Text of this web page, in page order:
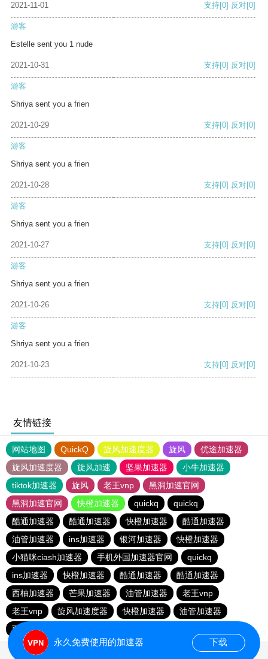
2021-11-01 支持[0] 反对[0]
游客
Estelle sent you 1 nude
2021-10-31 支持[0] 反对[0]
游客
Shriya sent you a frien
2021-10-29 支持[0] 反对[0]
游客
Shriya sent you a frien
2021-10-28 支持[0] 反对[0]
游客
Shriya sent you a frien
2021-10-27 支持[0] 反对[0]
游客
Shriya sent you a frien
2021-10-26 支持[0] 反对[0]
游客
Shriya sent you a frien
2021-10-23 支持[0] 反对[0]
友情链接
网站地图 QuickQ 旋风加速度器 旋风
优途加速器
旋风加速度器
旋风加速 坚果加速器
小牛加速器
tiktok加速器
旋风 老王vnp
黑洞加速官网
黑洞加速官网
快橙加速器 quickq
quickq
酷通加速器
酷通加速器 快橙加速器
酷通加速器
油管加速器
ins加速器 银河加速器
快橙加速器
小猫咪ciash加速器
手机外国加速器官网
quickq
ins加速器
快橙加速器 酷通加速器
酷通加速器
西柚加速器
芒果加速器 油管加速器
老王vnp
老王vnp
旋风加速度器 快橙加速器
油管加速器
西柚加速器
永久免费使用的加速器 下载